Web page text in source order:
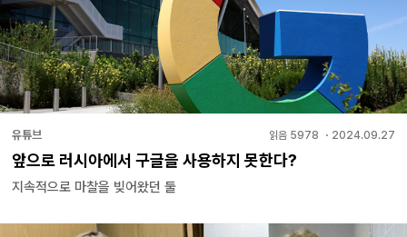
유튜브 읽음 5978 ・ 2024.09.27
앞으로 러시아에서 구글을 사용하지 못한다?
지속적으로 마찰을 빚어왔던 둘